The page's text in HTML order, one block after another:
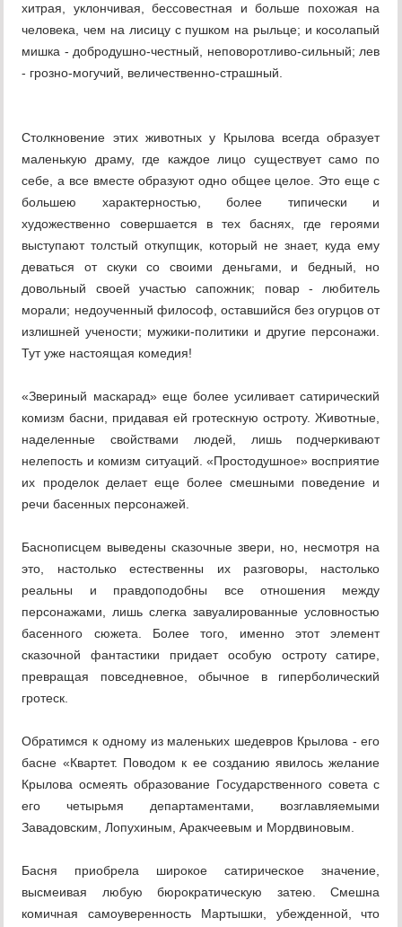
хитрая, уклончивая, бессовестная и больше похожая на
человека, чем на лисицу с пушком на рыльце; и косолапый
мишка - добродушно-честный, неповоротливо-сильный; лев
- грозно-могучий, величественно-страшный.
Столкновение этих животных у Крылова всегда образует
маленькую драму, где каждое лицо существует само по
себе, а все вместе образуют одно общее целое. Это еще с
большею характерностью, более типически и
художественно совершается в тех баснях, где героями
выступают толстый откупщик, который не знает, куда ему
деваться от скуки со своими деньгами, и бедный, но
довольный своей участью сапожник; повар - любитель
морали; недоученный философ, оставшийся без огурцов от
излишней учености; мужики-политики и другие персонажи.
Тут уже настоящая комедия!
«Звериный маскарад» еще более усиливает сатирический
комизм басни, придавая ей гротескную остроту. Животные,
наделенные свойствами людей, лишь подчеркивают
нелепость и комизм ситуаций. «Простодушное» восприятие
их проделок делает еще более смешными поведение и
речи басенных персонажей.
Баснописцем выведены сказочные звери, но, несмотря на
это, настолько естественны их разговоры, настолько
реальны и правдоподобны все отношения между
персонажами, лишь слегка завуалированные условностью
басенного сюжета. Более того, именно этот элемент
сказочной фантастики придает особую остроту сатире,
превращая повседневное, обычное в гиперболический
гротеск.
Обратимся к одному из маленьких шедевров Крылова - его
басне «Квартет. Поводом к ее созданию явилось желание
Крылова осмеять образование Государственного совета с
его четырьмя департаментами, возглавляемыми
Завадовским, Лопухиным, Аракчеевым и Мордвиновым.
Басня приобрела широкое сатирическое значение,
высмеивая любую бюрократическую затею. Смешна
комичная самоуверенность Мартышки, убежденной, что